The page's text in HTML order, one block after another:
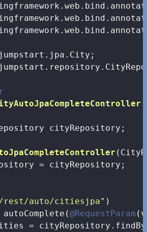
cityRepository;
= cityRepository;
rest/auto/citiesjpa" )
@RequestParam
=